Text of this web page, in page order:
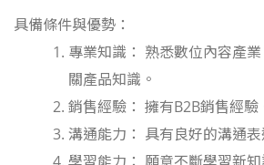
具備條件與優勢：
專業知識： 熟悉數位內容產
關產品知識。
銷售經驗： 擁有B2B銷售經驗
溝通能力： 具有良好的溝通表